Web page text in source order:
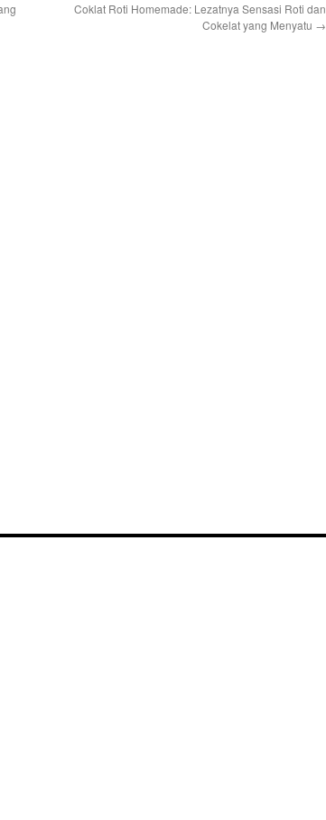
Coklat Roti Homemade: Lezatnya Sensasi Roti dan
Cokelat yang Menyatu →